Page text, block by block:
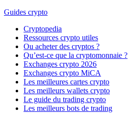
Guides crypto
Cryptopedia
Ressources crypto utiles
Ou acheter des cryptos ?
Qu’est-ce que la cryptomonnaie ?
Exchanges crypto 2026
Exchanges crypto MiCA
Les meilleures cartes crypto
Les meilleurs wallets crypto
Le guide du trading crypto
Les meilleurs bots de trading